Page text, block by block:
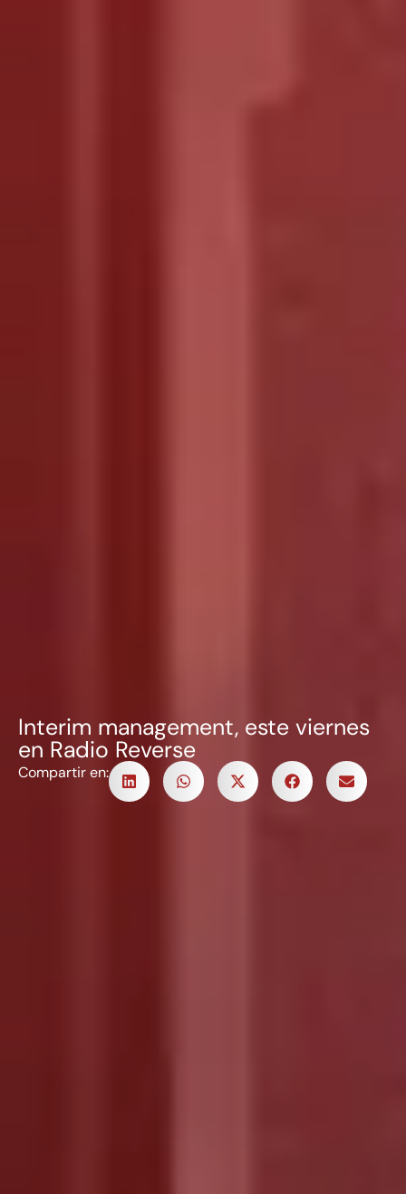
Interim management, este viernes
en Radio Reverse
Compartir en: